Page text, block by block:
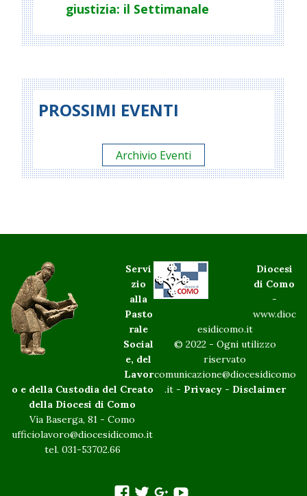
giustizia: il Settimanale
PROSSIMI EVENTI
Archivio Eventi
Servi
zio
alla
Pasto
rale
Social
e, del
Lavor
o e della Custodia del Creato
della Diocesi di Como
Via Baserga, 81 - Como
ufficiolavoro@diocesidicomo.it
tel. 031-53702.66
Diocesi
di Como
-
www.dioc
esidicomo.it
© 2022 - Ogni utilizzo
riservato
comunicazione@diocesidicomo
.it - Privacy- Disclaimer